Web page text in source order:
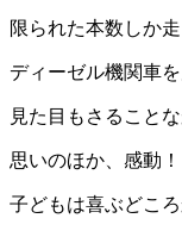
限られた本数しか
ディーゼル機関車
見た目もさること
思いのほか、感動！
子どもは喜ぶどこ